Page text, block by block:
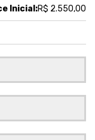
Inicial:R$ 2.550,00